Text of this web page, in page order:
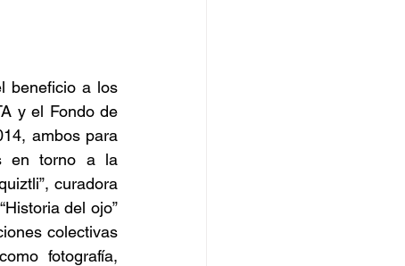
beneficio a los
y el Fondo de
ambos para
en torno a la
curadora
del ojo”
colectivas
fotografía,